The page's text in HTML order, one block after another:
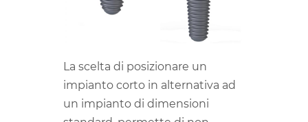
La scelta di posizionare un
impianto corto in alternativa ad
un impianto di dimensioni